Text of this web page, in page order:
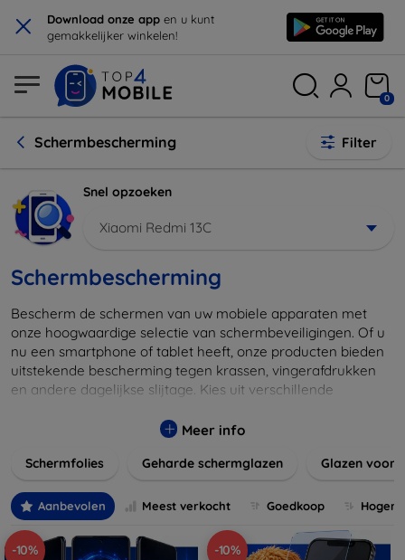
× Download onze app en u kunt
gemakkelijker winkelen!
0
Schermbescherming Filter
Snel opzoeken
Xiaomi Redmi 13C
Schermbescherming
Bescherm de schermen van uw mobiele apparaten met
onze hoogwaardige selectie van schermbeveiligingen. Of u
nu een smartphone of tablet heeft, onze producten bieden
uitstekende bescherming tegen krassen, vingerafdrukken
en andere dagelijkse slijtage. Kies uit verschillende
passen bij uw apparaat en uw kijkervaring verbeteren
beïnvloeden. Verleng de levensduur van uw toestel en
duurzame en betaalbare schermbeschermers. Ontdek
vandaag nog onze brede collectie en vind de perfecte
bescherming voor uw apparaat!
Meer info
Schermfolies Geharde schermglazen Glazen voor
Aanbevolen Meest verkocht Goedkoop
-10% -10%